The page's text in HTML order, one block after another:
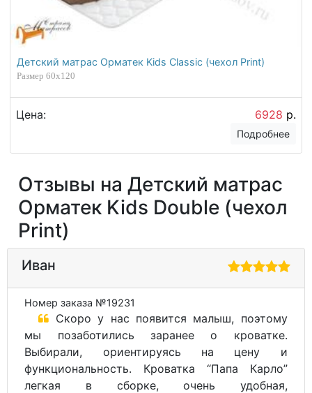
Детский матрас Орматек Kids Classic (чехол Print)
Размер 60х120
Цена: 6928 р.
Подробнее
Отзывы на Детский матрас
Орматек Kids Double (чехол
Print)
Иван
Номер заказа №19231
Скоро у нас появится малыш, поэтому
мы позаботились заранее о кроватке.
Выбирали, ориентируясь на цену и
функциональность. Кроватка “Папа Карло”
легкая в сборке, очень удобная,